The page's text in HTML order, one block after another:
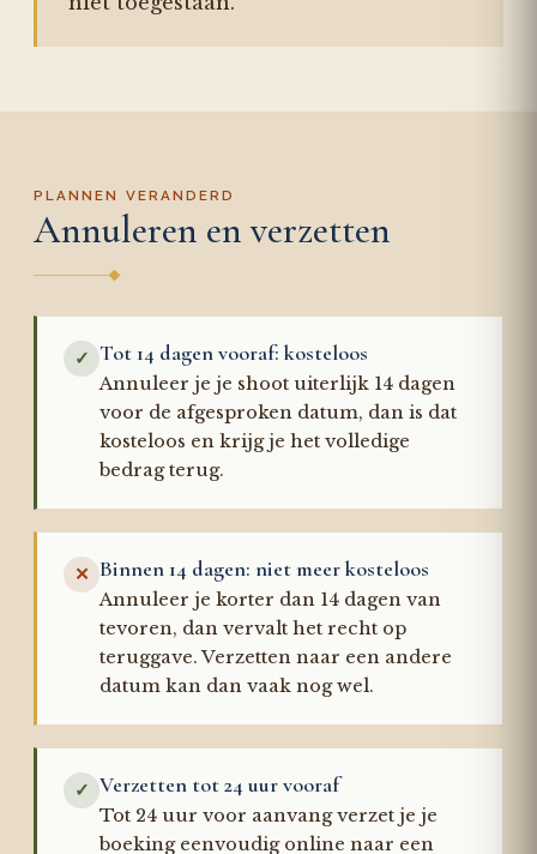
PLANNEN VERANDERD
Annuleren en verzetten
✓ Tot 14 dagen vooraf: kosteloos
Annuleer je je shoot uiterlijk 14 dagen
voor de afgesproken datum, dan is dat
kosteloos en krijg je het volledige
bedrag terug.
✕ Binnen 14 dagen: niet meer kosteloos
Annuleer je korter dan 14 dagen van
tevoren, dan vervalt het recht op
teruggave. Verzetten naar een andere
datum kan dan vaak nog wel.
✓ Verzetten tot 24 uur vooraf
Tot 24 uur voor aanvang verzet je je
boeking eenvoudig online naar een